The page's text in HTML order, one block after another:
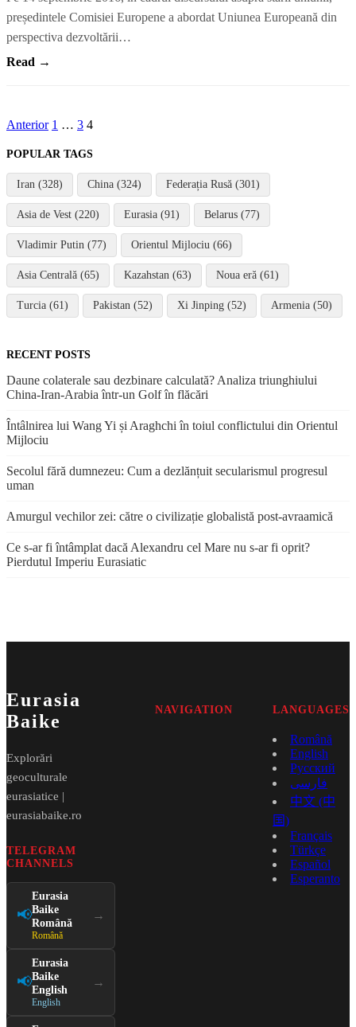
președintele Comisiei Europene a abordat Uniunea Europeană din
perspectiva dezvoltării…
Read →
Paginație
articole
Anterior 1 … 3 4
POPULAR TAGS
Iran (328) China (324) Federația Rusă (301)
Asia de Vest (220) Eurasia (91) Belarus (77)
Vladimir Putin (77) Orientul Mijlociu (66)
Asia Centrală (65) Kazahstan (63) Noua eră (61)
Turcia (61) Pakistan (52) Xi Jinping (52) Armenia (50)
RECENT POSTS
Daune colaterale sau dezbinare calculată? Analiza triunghiului
China-Iran-Arabia într-un Golf în flăcări
Întâlnirea lui Wang Yi și Araghchi în toiul conflictului din Orientul
Mijlociu
Secolul fără dumnezeu: Cum a dezlănțuit secularismul progresul
uman
Amurgul vechilor zei: către o civilizație globalistă post-avraamică
Ce s-ar fi întâmplat dacă Alexandru cel Mare nu s-ar fi oprit?
Pierdutul Imperiu Eurasiatic
Eurasia
Baike
Explorări
geoculturale
eurasiatice |
eurasiabaike.ro
TELEGRAM
CHANNELS
📢
Eurasia
Baike
Română
Română
→
📢
Eurasia
Baike
English
English
→
NAVIGATION LANGUAGES
Română
English
Русский
فارسی
中文 (中
国)
Français
Türkçe
Español
Esperanto